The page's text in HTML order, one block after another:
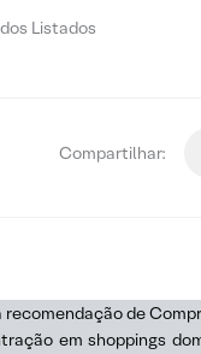
Listados
Compartilhar:
de
em shoppings